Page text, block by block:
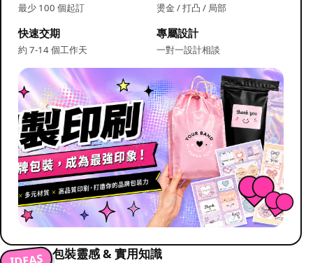
最少 100 個起訂 燙金 / 打凸 / 局部
快速交期
約 7-14 個工作天
專屬設計
一對一設計相談
包裝靈感 & 實用知識